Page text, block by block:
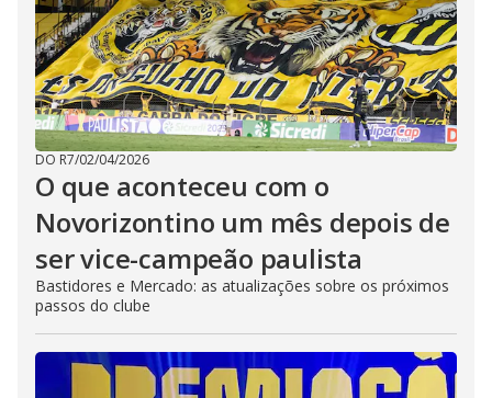
DO R7/02/04/2026
O que aconteceu com o
Novorizontino um mês depois de
ser vice-campeão paulista
Bastidores e Mercado: as atualizações sobre os próximos
passos do clube